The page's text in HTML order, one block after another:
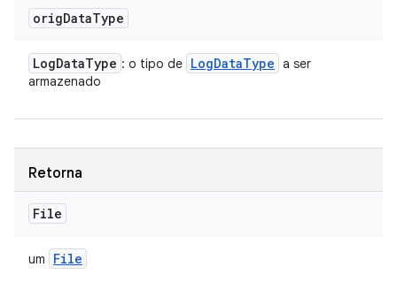
origDataType
LogDataType : o tipo de LogDataType a ser
armazenado
Retorna
File
um File